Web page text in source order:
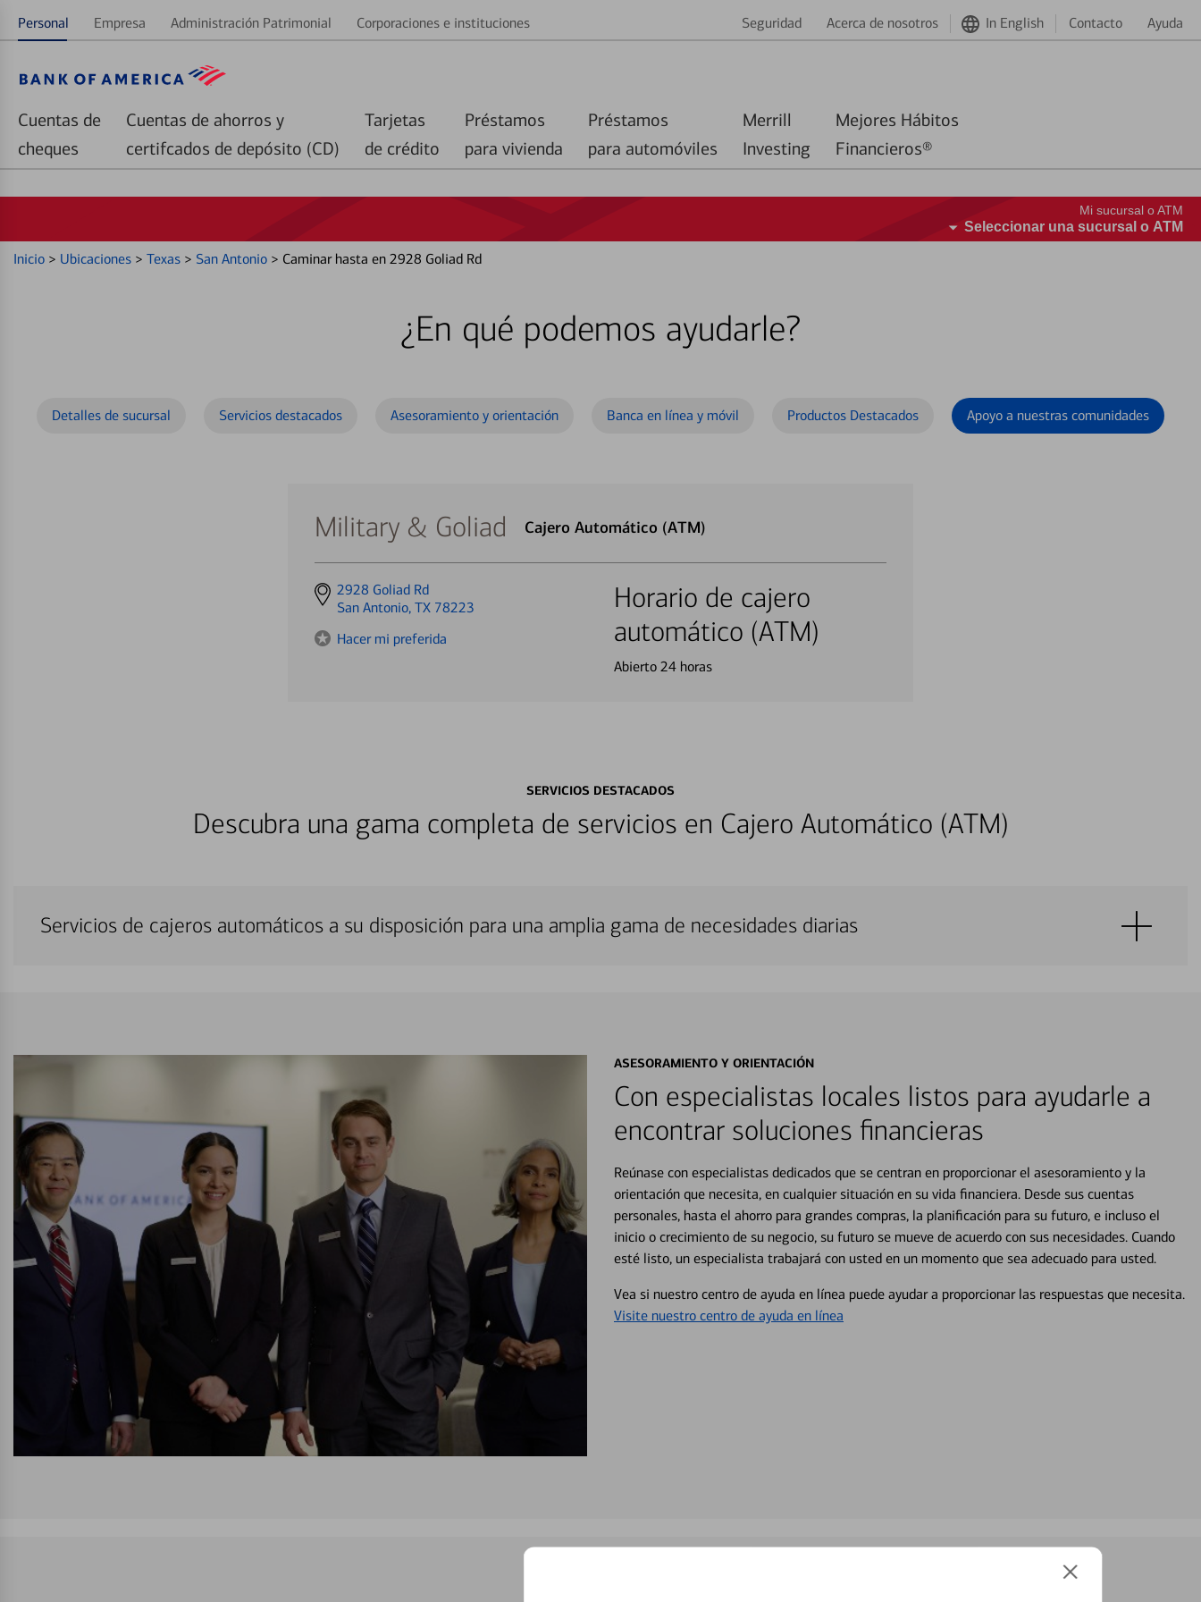
Personal Empresa Administración Patrimonial Corporaciones e instituciones Seguridad Acerca de nosotros In English Contacto Ayuda
Cuentas de
cheques
Cuentas de ahorros y
certifcados de depósito (CD)
Tarjetas
de crédito
Préstamos
para vivienda
Préstamos
para automóviles
Merrill
Investing
Mejores Hábitos
Financieros®
Mi sucursal o ATM
Seleccionar una sucursal o ATM
Inicio > Ubicaciones > Texas > San Antonio > Caminar hasta en 2928 Goliad Rd
¿En qué podemos ayudarle?
Detalles de sucursal Servicios destacados Asesoramiento y orientación Banca en línea y móvil Productos Destacados Apoyo a nuestras comunidades
Military & Goliad Cajero Automático (ATM)
Get
directions
2928 Goliad Rd
San Antonio, TX 78223
Hacer mi preferida
Horario de cajero
automático (ATM)
Abierto 24 horas
SERVICIOS DESTACADOS
Descubra una gama completa de servicios en Cajero Automático (ATM)
Servicios de cajeros automáticos a su disposición para una amplia gama de necesidades diarias
ASESORAMIENTO Y ORIENTACIÓN
Con especialistas locales listos para ayudarle a
encontrar soluciones financieras
Reúnase con especialistas dedicados que se centran en proporcionar el asesoramiento y la
orientación que necesita, en cualquier situación en su vida financiera. Desde sus cuentas
personales, hasta el ahorro para grandes compras, la planificación para su futuro, e incluso el
inicio o crecimiento de su negocio, su futuro se mueve de acuerdo con sus necesidades. Cuando
esté listo, un especialista trabajará con usted en un momento que sea adecuado para usted.
Vea si nuestro centro de ayuda en línea puede ayudar a proporcionar las respuestas que necesita.
Visite nuestro centro de ayuda en línea